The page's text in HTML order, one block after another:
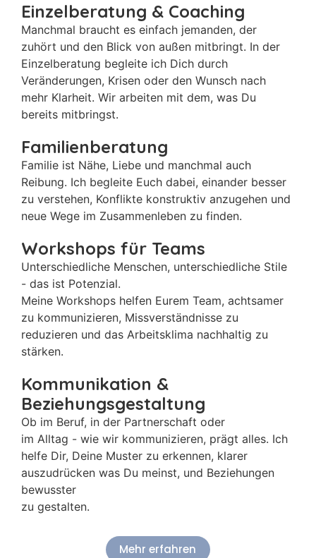
Einzelberatung & Coaching
Manchmal braucht es einfach jemanden, der
zuhört und den Blick von außen mitbringt. In der
Einzelberatung begleite ich Dich durch
Veränderungen, Krisen oder den Wunsch nach
mehr Klarheit. Wir arbeiten mit dem, was Du
bereits mitbringst.
Familienberatung
Familie ist Nähe, Liebe und manchmal auch
Reibung. Ich begleite Euch dabei, einander besser
zu verstehen, Konflikte konstruktiv anzugehen und
neue Wege im Zusammenleben zu finden.
Workshops für Teams
Unterschiedliche Menschen, unterschiedliche Stile
- das ist Potenzial.
Meine Workshops helfen Eurem Team, achtsamer
zu kommunizieren, Missverständnisse zu
reduzieren und das Arbeitsklima nachhaltig zu
stärken.
Kommunikation &
Beziehungsgestaltung
Ob im Beruf, in der Partnerschaft oder
im Alltag - wie wir kommunizieren, prägt alles. Ich
helfe Dir, Deine Muster zu erkennen, klarer
auszudrücken was Du meinst, und Beziehungen
bewusster
zu gestalten.
Mehr erfahren